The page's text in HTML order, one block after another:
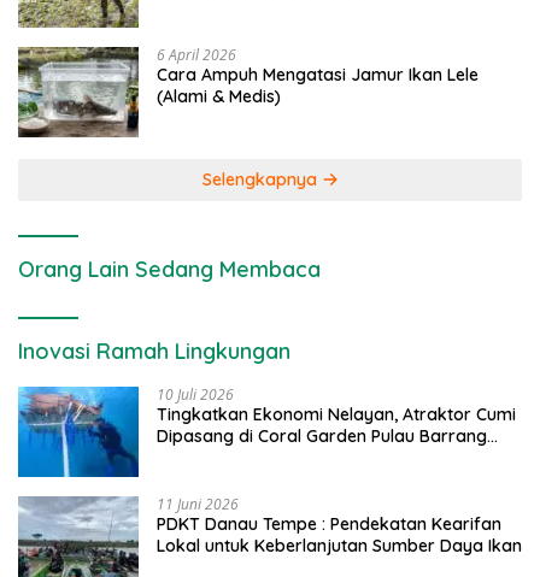
6 April 2026
Cara Ampuh Mengatasi Jamur Ikan Lele
(Alami & Medis)
Selengkapnya
Orang Lain Sedang Membaca
Inovasi Ramah Lingkungan
10 Juli 2026
Tingkatkan Ekonomi Nelayan, Atraktor Cumi
Dipasang di Coral Garden Pulau Barrang
11 Juni 2026
PDKT Danau Tempe : Pendekatan Kearifan
Lokal untuk Keberlanjutan Sumber Daya Ikan